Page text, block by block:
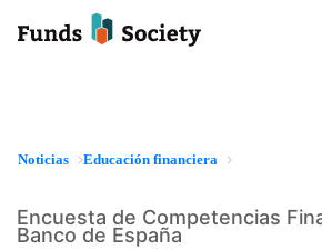
Noticias Educación financiera
Encuesta de Competencias
Banco de España